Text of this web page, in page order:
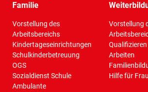
Familie
Vorstellung des
Arbeitsbereichs
Kindertageseinrichtungen
Schulkinderbetreuung
OGS
Sozialdienst Schule
Ambulante
Vorstellung
Qualifizieren
Arbeiten
Hilfe für